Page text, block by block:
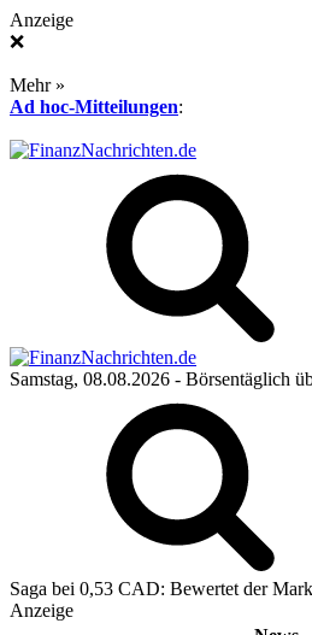
Anzeige
❌
Mehr »
Ad hoc-Mitteilungen:
Samstag, 08.08.2026 - Börsentäglich
Saga bei 0,53 CAD: Bewertet der
Anzeige